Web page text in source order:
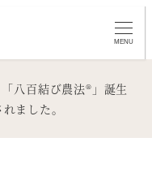
MENU
「八百結び農法®」誕生
ました。